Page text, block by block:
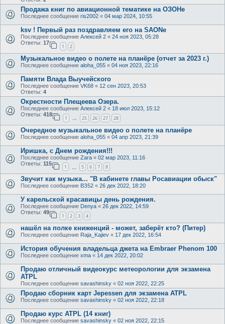
Продажа книг по авиационной тематике на ОЗОНе
Последнее сообщение ris2002 « 04 мар 2024, 10:55
ksv ! Первый раз поздравляем его на SAONе
Последнее сообщение Алексей 2 « 24 ноя 2023, 05:28
Ответы: 17
1 2
Музыкальное видео о полете на планёре (отчет за 2023 г.)
Последнее сообщение aloha_055 « 04 ноя 2023, 22:16
Памяти Влада Выучейского
Последнее сообщение VK68 « 12 сен 2023, 20:53
Ответы: 4
Окрестности Плещеева Озера.
Последнее сообщение Алексей 2 « 18 июл 2023, 15:12
Ответы: 418
1 … 25 26 27 28
Очередное музыкальное видео о полете на планёре
Последнее сообщение aloha_055 « 04 апр 2023, 21:39
Иришка, с Днем рождения!!!
Последнее сообщение Zara « 02 мар 2023, 11:16
Ответы: 115
1 5 6 7 8
Звучит как музыка... "В кабинете главы Росавиации обыск"
Последнее сообщение ВЗ52 « 26 дек 2022, 18:20
У карельской красавицы день рождения.
Последнее сообщение Denya « 26 дек 2022, 14:59
Ответы: 49
1 2 3 4
нашёл на полке книженций - может, заберёт кто? (Питер)
Последнее сообщение Raja_Kajiev « 17 дек 2022, 16:54
История обучения владельца джета на Embraer Phenom 100
Последнее сообщение xma « 14 дек 2022, 20:02
Продаю отличный видеокурс метеорологии для экзамена
ATPL
Последнее сообщение savashinsky « 02 ноя 2022, 22:25
Продаю сборник карт Jepessen для экзамена ATPL
Последнее сообщение savashinsky « 02 ноя 2022, 22:18
Продаю курс ATPL (14 книг)
Последнее сообщение savashinsky « 02 ноя 2022, 22:15